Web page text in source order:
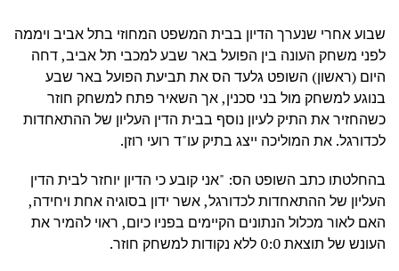
שבוע אחרי שנערך הדיון בבית המשפט המחוזי בתל אביב ויממה
לפני משחק העונה בין הפועל באר שבע למכבי תל אביב, דחה
היום (ראשון) השופט גלעד הס את תביעת הפועל באר שבע
בנוגע למשחק מול בני סכנין, אך השאיר פתח למשחק חוזר
כשהחזיר את התיק לעיון נוסף בבית הדין העליון של ההתאחדות
לכדורגל. את המוליכה ייצג בתיק עו"ד רועי רוזן.
בהחלטתו כתב השופט הס: "אני קובע כי הדיון יוחזר לבית הדין
העליון של ההתאחדות לכדורגל, אשר ידון בסוגיה אחת ויחידה,
האם לאור מכלול הנתונים הקיימים בפניו כיום, ראוי להמיר את
העונש של תוצאת 0:0 ללא נקודות למשחק חוזר.